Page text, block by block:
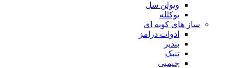
ویولن سل
یوکلله
ساز های کوبه ای
ادوات درامز
بندیر
تنبک
جیمبی